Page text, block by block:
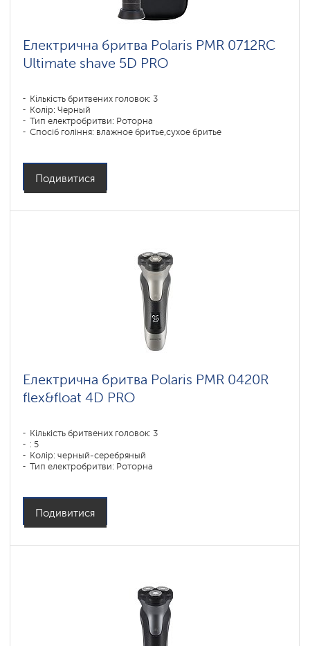
Електрична бритва Polaris PMR 0712RC
Ultimate shave 5D PRO
Кількість бритвених головок: 3
Колір: Черный
Тип електробритви: Роторна
Спосіб гоління: влажное бритье,сухое бритье
Подивитися
Електрична бритва Polaris PMR 0420R
flex&float 4D PRO
Кількість бритвених головок: 3
: 5
Колір: черный-серебряный
Тип електробритви: Роторна
Час зарядки акумулятора: 1,5
Подивитися